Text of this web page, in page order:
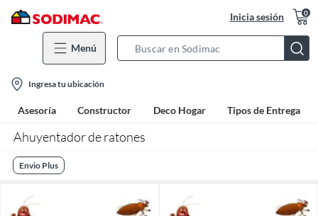
Inicia sesión 0
Menú
Bar
location-
icon
Ingresa tu ubicación
Asesoría Constructor Deco Hogar Tipos de Entrega
Ahuyentador de ratones
Envio Plus